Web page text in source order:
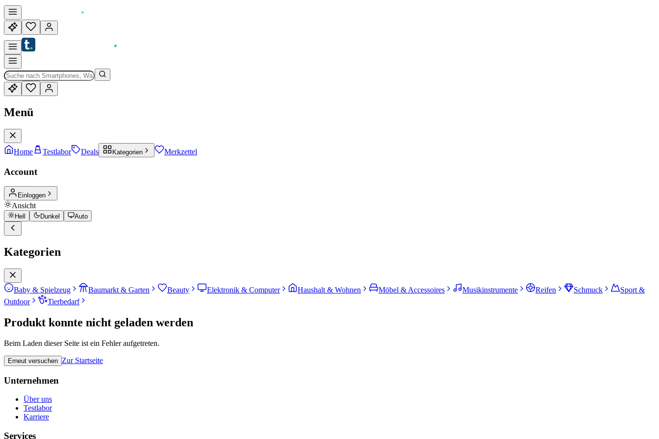
Menü
Home Testlabor Deals Kategorien Merkzettel
Account
Einloggen
Ansicht
Hell Dunkel Auto
Kategorien
Baby & Spielzeug Baumarkt & Garten Beauty Elektronik & Computer Haushalt & Wohnen Möbel & Accessoires Musikinstrumente Reifen Schmuck
Sport &
Outdoor
Tierbedarf
Produkt konnte nicht geladen werden
Beim Laden dieser Seite ist ein Fehler aufgetreten.
Erneut versuchen Zur Startseite
Unternehmen
Über uns
Testlabor
Karriere
Services